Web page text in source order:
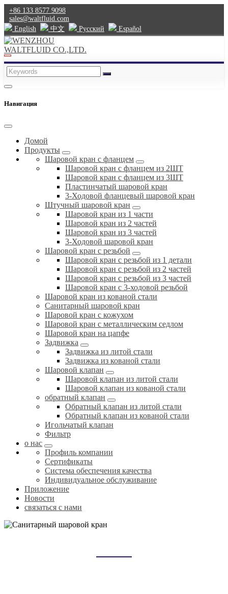
+86 133 8577 9098
sales@waltfluid.com
English
中文 Pусский Español
Навигация
Домой
Продукты
Шаровой кран с фланцем
Шаровой кран с фланцем из 2ШТ
Шаровой кран с фланцем из 3ШТ
Пластинчатый шаровой кран
3-Ходовой фланцевый шаровой кран
Штучный шаровой кран
Шаровой кран из 1 части
Шаровой кран из 2 частей
Шаровой кран из 3 частей
3-Ходовой шаровой кран
Шаровой кран с резьбой
Шаровой кран с резьбой из 1 детали
Шаровой кран с резьбой из 2 частей
Шаровой кран с резьбой из 3 частей
Шаровой кран с 3-ходовой резьбой
Шаровой кран из кованой стали
Санитарный шаровой кран
Шаровой кран с кожухом
Шаровой кран с металлическим седлом
Шаровой кран на цапфе
Задвижка
Задвижка из литой стали
Задвижка из кованой стали
Шаровой клапан
Шаровой клапан из литой стали
Шаровой клапан из кованой стали
обратный клапан
Обратный клапан из литой стали
Обратный клапан из кованой стали
Игольчатый клапан
Фильтр
о нас
Профиль компании
Сертификаты
Система обеспечения качества
Индивидуальное обслуживание
Приложение
Новости
связаться с нами